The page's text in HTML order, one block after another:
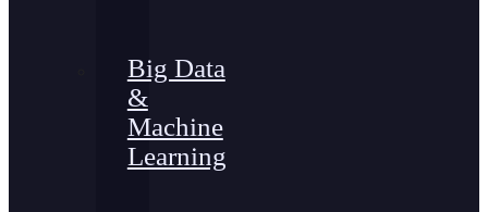
Big Data
&
Machine
Learning